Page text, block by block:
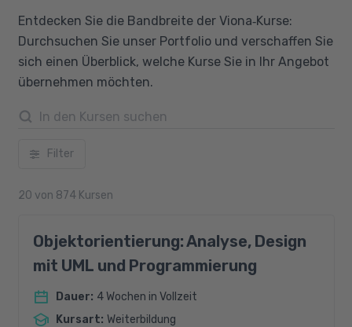
Entdecken Sie die Bandbreite der Viona‑Kurse:
Durchsuchen Sie unser Portfolio und verschaffen Sie
sich einen Überblick, welche Kurse Sie in Ihr Angebot
übernehmen möchten.
Filter
20 von 874Kursen
Objektorientierung: Analyse, Design
mit UML und Programmierung
Dauer: 4 Wochen in Vollzeit
Kursart: Weiterbildung